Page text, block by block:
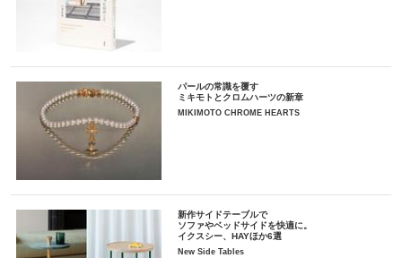
パールの常識を覆す
ミキモトとクロムハーツの新章
MIKIMOTO CHROME HEARTS
新作サイドテーブルで
ソファやベッドサイドを快適に。
イクスシー、HAYほか6選
New Side Tables